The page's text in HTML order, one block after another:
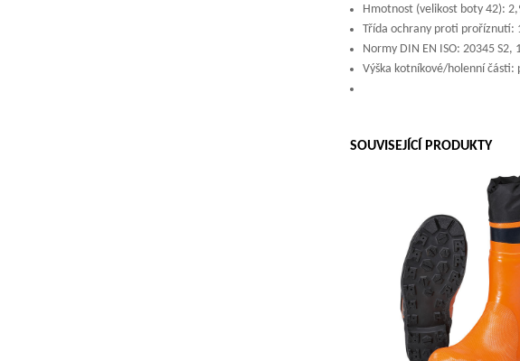
Hmotnost (velikost boty 42):
Třída ochrany proti proříznutí:
Normy DIN EN ISO: 20345 S2,
Výška kotníkové/holenní části:
SOUVISEJÍCÍ PRODUKTY